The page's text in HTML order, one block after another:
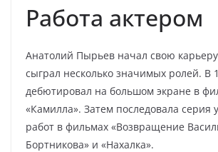
Работа актером
Анатолий Пырьев начал свою карьеру
сыграл несколько значимых ролей. В
дебютировал на большом экране в
«Камилла». Затем последовала серия
работ в фильмах «Возвращение
Бортникова» и «Нахалка».